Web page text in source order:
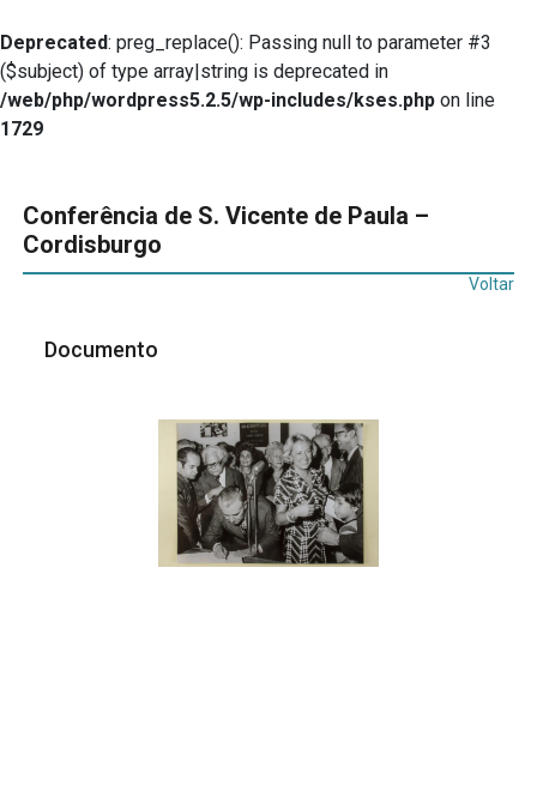
Deprecated: preg_replace(): Passing null to parameter #3
($subject) of type array|string is deprecated in
/web/php/wordpress5.2.5/wp-includes/kses.php on line
1729
Conferência de S. Vicente de Paula –
Cordisburgo
Voltar
Documento